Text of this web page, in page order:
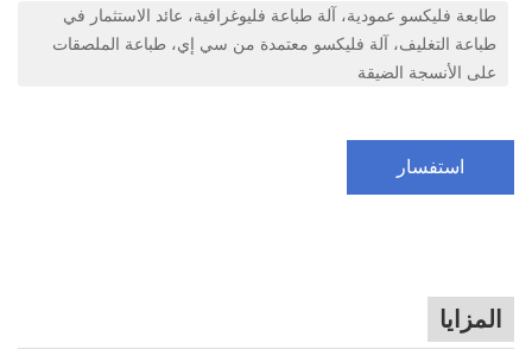
طابعة فليكسو عمودية، آلة طباعة فليوغرافية، عائد الاستثمار في
طباعة التغليف، آلة فليكسو معتمدة من سي إي، طباعة الملصقات
على الأنسجة الضيقة
استفسار
المزايا